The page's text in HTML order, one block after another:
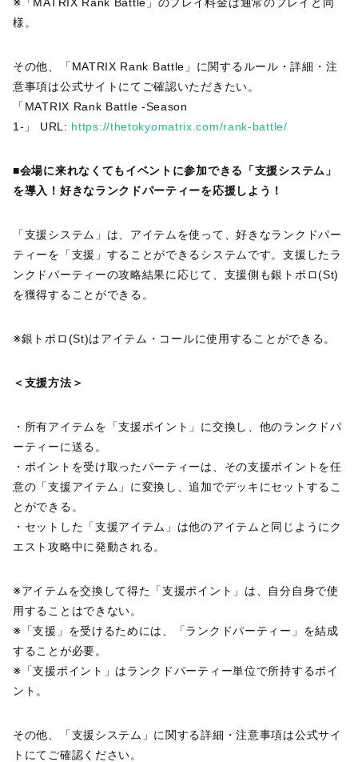
様。
その他、「MATRIX Rank Battle」に関するルール・詳細・注
意事項は公式サイトにてご確認いただきたい。
「MATRIX Rank Battle -Season
1-」 URL: https://thetokyomatrix.com/rank-battle/
■会場に来れなくてもイベントに参加できる「支援システム」
を導入！好きなランクドパーティーを応援しよう！
「支援システム」は、アイテムを使って、好きなランクドパー
ティーを「支援」することができるシステムです。支援したラ
ンクドパーティーの攻略結果に応じて、支援側も銀トポロ(St)
を獲得することができる。
※銀トポロ(St)はアイテム・コールに使用することができる。
＜支援方法＞
・所有アイテムを「支援ポイント」に交換し、他のランクドパ
ーティーに送る。
・ポイントを受け取ったパーティーは、その支援ポイントを任
意の「支援アイテム」に変換し、追加でデッキにセットするこ
とができる。
・セットした「支援アイテム」は他のアイテムと同じようにク
エスト攻略中に発動される。
※アイテムを交換して得た「支援ポイント」は、自分自身で使
用することはできない。
※「支援」を受けるためには、「ランクドパーティー」を結成
することが必要。
※「支援ポイント」はランクドパーティー単位で所持するポイ
ント。
その他、「支援システム」に関する詳細・注意事項は公式サイ
トにてご確認ください。